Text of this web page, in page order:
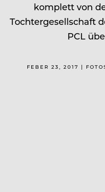
komplett von
Tochtergesellschaft
PCL
FEBER 23, 2017 |